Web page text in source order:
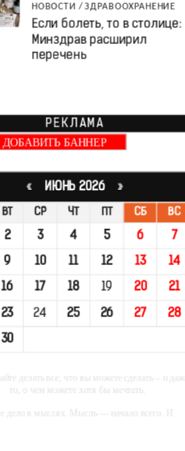
НОВОСТИ /ЗДРАВООХРАНЕНИЕ
Если болеть, то в столице:
Минздрав расширил
перечень
РЕКЛАМА
ДОБАВИТЬ БАННЕР
«ИЮНЬ 2026 »
ВТ СР ЧТ ПТ СБ ВС
2 3 4 5 6 7
9 10 11 12 13 14
16 17 18 19 20 21
23 24 25 26 27 28
30
то, о чем можете хотя бы мечтать.